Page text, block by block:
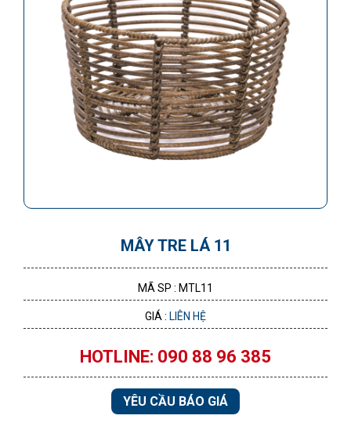
MÂY TRE LÁ 11
MÃ SP : MTL11
GIÁ : LIÊN HỆ
HOTLINE: 090 88 96 385
YÊU CẦU BÁO GIÁ